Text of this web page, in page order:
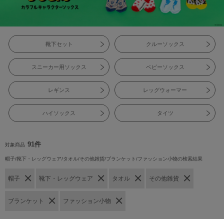
靴下セット クルーソックス
スニーカー用ソックス ベビーソックス
レギンス レッグウォーマー
ハイソックス タイツ
対象商品 91件
帽子/靴下・レッグウェア/タオル/その他雑貨/ブランケット/ファッション小物の検索結果
帽子 靴下・レッグウェア タオル その他雑貨
ブランケット ファッション小物